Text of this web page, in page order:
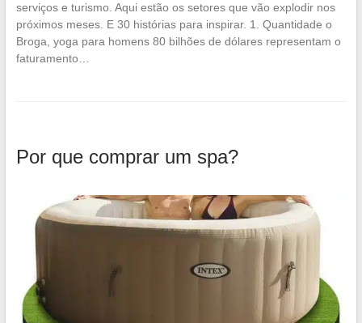
serviços e turismo. Aqui estão os setores que vão explodir nos
próximos meses. E 30 histórias para inspirar. 1. Quantidade o
Broga, yoga para homens 80 bilhões de dólares representam o
faturamento…
Por que comprar um spa?